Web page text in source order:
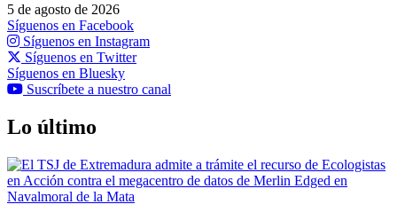
5 de agosto de 2026
Síguenos en Facebook
Síguenos en Instagram
Síguenos en Twitter
Síguenos en Bluesky
Suscríbete a nuestro canal
Lo último